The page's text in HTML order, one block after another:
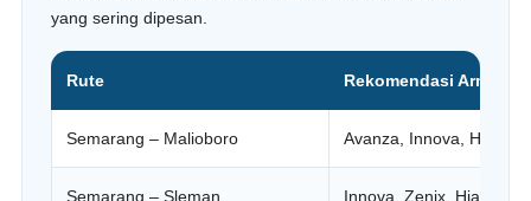
yang sering dipesan.
Rute Rekomendasi Armada
Semarang – Malioboro Avanza, Innova, Hiace
Semarang – Sleman Innova, Zenix, Hiace